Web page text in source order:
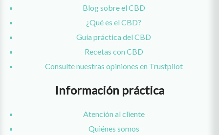
Blog sobre el CBD
¿Qué es el CBD?
Guía práctica del CBD
Recetas con CBD
Consulte nuestras opiniones en Trustpilot
Información práctica
Atención al cliente
Quiénes somos